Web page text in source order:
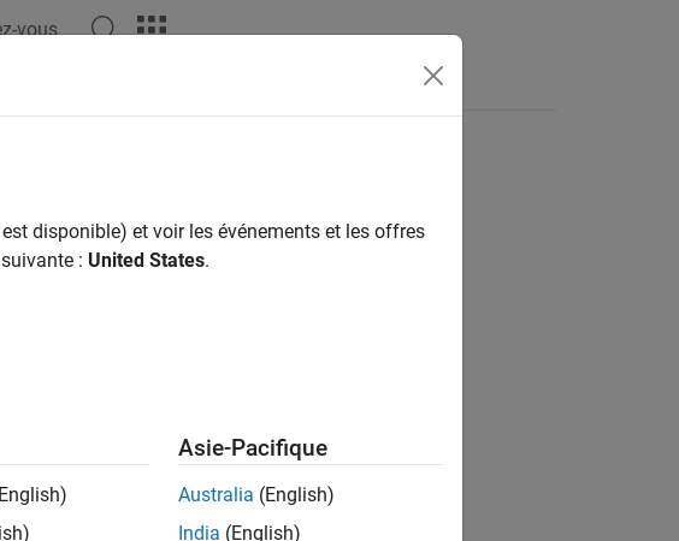
vous
was this information?
disponible) et voir les événements et les offres
: United States.
Asie-Pacifique
Australia (English)
India (English)